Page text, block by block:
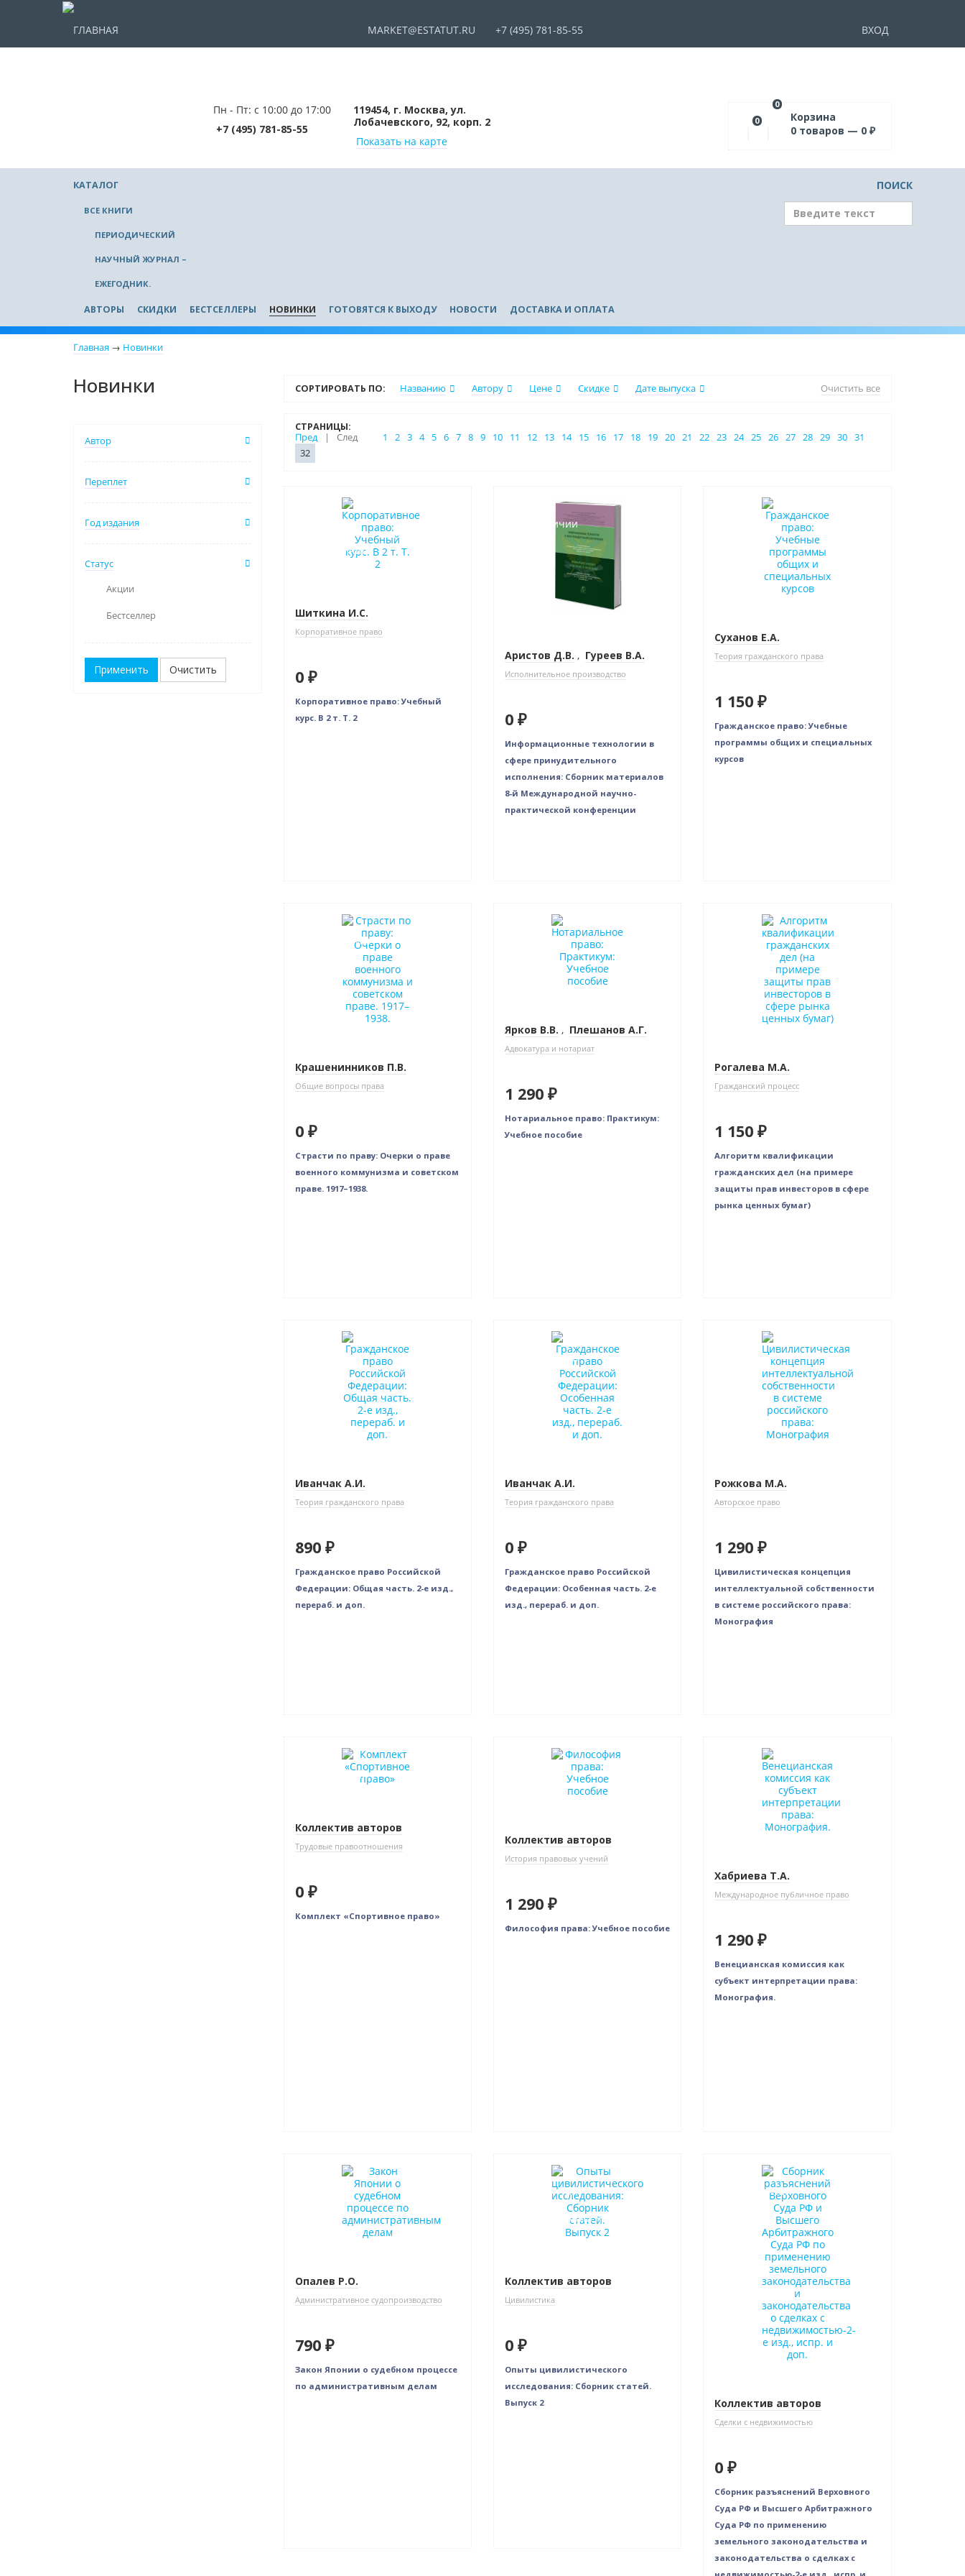
ГЛАВНАЯ MARKET@ESTATUT.RU +7 (495) 781-85-55 ВХОД
Пн - Пт: с 10:00 до 17:00
+7 (495) 781-85-55
119454, г. Москва, ул.
Лобачевского, 92, корп. 2
Показать на карте
0
0
Корзина
0 товаров — 0 ₽
КАТАЛОГ
ВСЕ КНИГИ
ПЕРИОДИЧЕСКИЙ
НАУЧНЫЙ ЖУРНАЛ –
ЕЖЕГОДНИК.
АВТОРЫ СКИДКИ БЕСТСЕЛЛЕРЫ НОВИНКИ ГОТОВЯТСЯ К ВЫХОДУ НОВОСТИ ДОСТАВКА И ОПЛАТА
ПОИСК
Главная → Новинки
Новинки СОРТИРОВАТЬ ПО: Названию Автору Цене Скидке Дате выпуска Очистить все
Автор
Переплет
Год издания
Статус
Акции
Бестселлер
Очистить
СТРАНИЦЫ:
Пред
| След 1 2 3 4 5 6 7 8 9 10 11 12 13 14 15 16 17 18 19 20 21 22 23 24 25 26 27 28 29 30
31
32
Нет в наличии
Шиткина И.С.
Корпоративное право
0 ₽
Корпоративное право: Учебный
курс. В 2 т. Т. 2
Нет в наличии
Аристов Д.В. , Гуреев В.А.
Исполнительное производство
0 ₽
Информационные технологии в
сфере принудительного
исполнения: Сборник материалов
8-й Международной научно-
практической конференции
Суханов Е.А.
Теория гражданского права
1 150 ₽
Гражданское право: Учебные
программы общих и специальных
курсов
Нет в наличии
Крашенинников П.В.
Общие вопросы права
0 ₽
Страсти по праву: Очерки о праве
военного коммунизма и советском
праве. 1917–1938.
Ярков В.В. , Плешанов А.Г.
Адвокатура и нотариат
1 290 ₽
Нотариальное право: Практикум:
Учебное пособие
Рогалева М.А.
Гражданский процесс
1 150 ₽
Алгоритм квалификации
гражданских дел (на примере
защиты прав инвесторов в сфере
рынка ценных бумаг)
Иванчак А.И.
Теория гражданского права
890 ₽
Гражданское право Российской
Федерации: Общая часть. 2-е изд.,
перераб. и доп.
Нет в наличии
Иванчак А.И.
Теория гражданского права
0 ₽
Гражданское право Российской
Федерации: Особенная часть. 2-е
изд., перераб. и доп.
Рожкова М.А.
Авторское право
1 290 ₽
Цивилистическая концепция
интеллектуальной собственности
в системе российского права:
Монография
Нет в наличии
Коллектив авторов
Трудовые правоотношения
0 ₽
Комплект «Спортивное право»
Коллектив авторов
История правовых учений
1 290 ₽
Философия права: Учебное пособие
Хабриева Т.А.
Международное публичное право
1 290 ₽
Венецианская комиссия как
субъект интерпретации права:
Монография.
Опалев Р.О.
Административное судопроизводство
790 ₽
Закон Японии о судебном процессе
по административным делам
Нет в наличии
Индивидуальный подход
Коллектив авторов
Цивилистика
0 ₽
Опыты цивилистического
исследования: Сборник статей.
Выпуск 2
Нет в наличии
Коллектив авторов
Сделки с недвижимостью
0 ₽
Сборник разъяснений Верховного
Суда РФ и Высшего Арбитражного
Суда РФ по применению
земельного законодательства и
законодательства о сделках с